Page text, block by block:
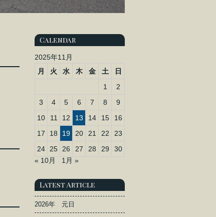
Calendar
2025年11月
月
火 水 木 金 土
日
1
2
3
4 5 6 7 8
9
10
11 12 13 14 15
16
17
18 19 20 21 22
23
24
25 26 27 28 29
30
« 10月
1月 »
Latest Article
2026年 元日